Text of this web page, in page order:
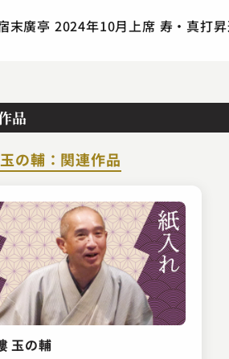
末廣亭 2024年10月上席 寿・真打
品
の輔：関連作品
玉の輔